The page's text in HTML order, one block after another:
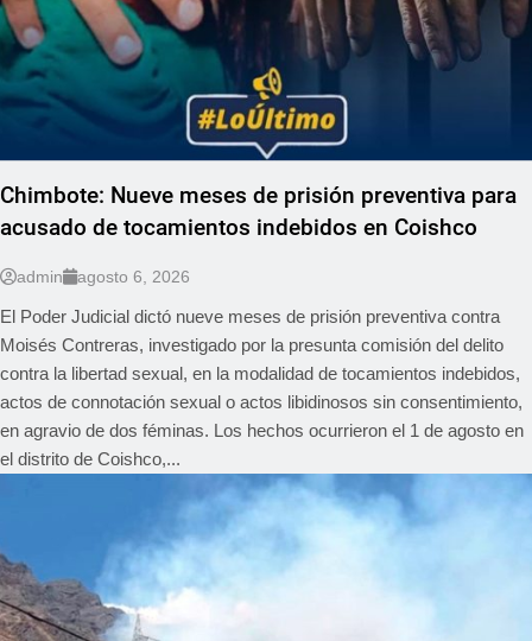
Chimbote: Nueve meses de prisión preventiva para
acusado de tocamientos indebidos en Coishco
admin agosto 6, 2026
El Poder Judicial dictó nueve meses de prisión preventiva contra
Moisés Contreras, investigado por la presunta comisión del delito
contra la libertad sexual, en la modalidad de tocamientos indebidos,
actos de connotación sexual o actos libidinosos sin consentimiento,
en agravio de dos féminas. Los hechos ocurrieron el 1 de agosto en
el distrito de Coishco,...